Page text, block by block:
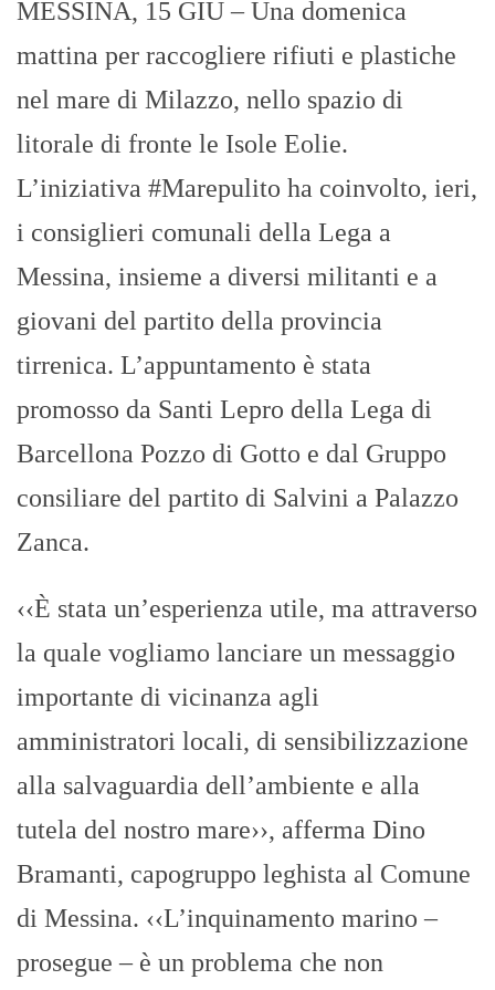
MESSINA, 15 GIU – Una domenica
mattina per raccogliere rifiuti e plastiche
nel mare di Milazzo, nello spazio di
litorale di fronte le Isole Eolie.
L’iniziativa #Marepulito ha coinvolto, ieri,
i consiglieri comunali della Lega a
Messina, insieme a diversi militanti e a
giovani del partito della provincia
tirrenica. L’appuntamento è stata
promosso da Santi Lepro della Lega di
Barcellona Pozzo di Gotto e dal Gruppo
consiliare del partito di Salvini a Palazzo
Zanca.
‹‹È stata un’esperienza utile, ma attraverso
la quale vogliamo lanciare un messaggio
importante di vicinanza agli
amministratori locali, di sensibilizzazione
alla salvaguardia dell’ambiente e alla
tutela del nostro mare››, afferma Dino
Bramanti, capogruppo leghista al Comune
di Messina. ‹‹L’inquinamento marino –
prosegue – è un problema che non